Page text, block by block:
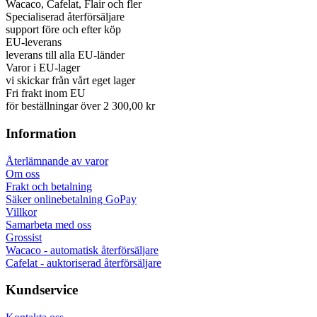
Wacaco, Cafelat, Flair och fler
Specialiserad återförsäljare
support före och efter köp
EU-leverans
leverans till alla EU-länder
Varor i EU-lager
vi skickar från vårt eget lager
Fri frakt inom EU
för beställningar över 2 300,00 kr
Information
Återlämnande av varor
Om oss
Frakt och betalning
Säker onlinebetalning GoPay
Villkor
Samarbeta med oss
Grossist
Wacaco - automatisk återförsäljare
Cafelat - auktoriserad återförsäljare
Kundservice